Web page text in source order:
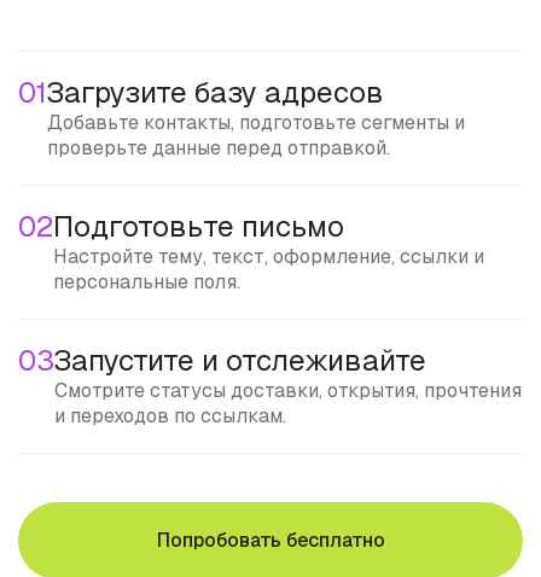
01Загрузите базу адресов
Добавьте контакты, подготовьте сегменты и
проверьте данные перед отправкой.
02Подготовьте письмо
Настройте тему, текст, оформление, ссылки и
персональные поля.
03Запустите и отслеживайте
Смотрите статусы доставки, открытия, прочтения
и переходов по ссылкам.
Попробовать бесплатно